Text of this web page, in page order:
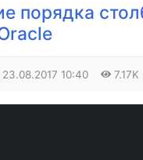
порядка
23.08.2017 10:40 7.17K